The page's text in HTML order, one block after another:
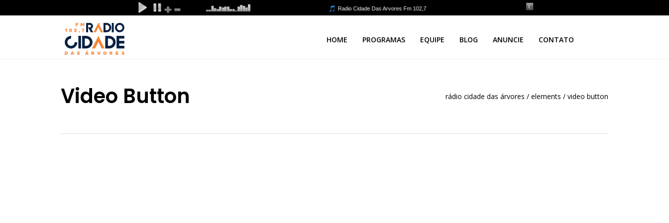
HOME PROGRAMAS EQUIPE BLOG ANUNCIE CONTATO
Video Button rádio cidade das árvores / elements / video button